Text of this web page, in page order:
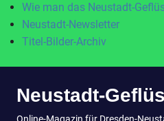
Wie man das Neustadt-
Neustadt-Newsletter
Titel-Bilder-Archiv
InhaltNeustadt-